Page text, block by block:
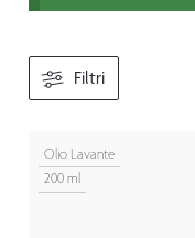
Filtri
Olio Lavante
200 ml